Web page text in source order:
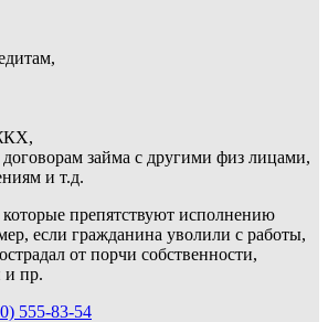
займа с другими физ лицами,
и т.д.
которые препятствуют исполнению
если гражданина уволили с работы,
от порчи собственности,
и пр.
555-83-54